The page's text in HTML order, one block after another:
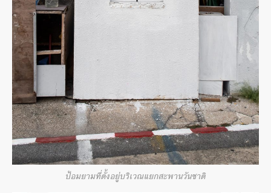
ป้อมยามที่ตั้งอยู่บริเวณแยกสะพานวันชาติ